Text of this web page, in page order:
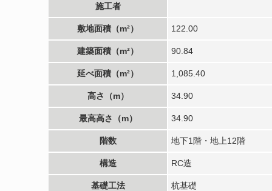
施工者
敷地面積（m²） 122.00
建築面積（m²） 90.84
延べ面積（m²） 1,085.40
高さ（m） 34.90
最高高さ（m） 34.90
階数 地下1階・地上12階
構造 RC造
基礎工法 杭基礎